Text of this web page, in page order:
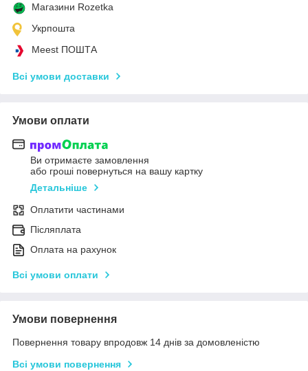
Магазини Rozetka
Укрпошта
Meest ПОШТА
Всі умови доставки
Умови оплати
Ви отримаєте замовлення
або гроші повернуться на вашу картку
Детальніше
Оплатити частинами
Післяплата
Оплата на рахунок
Всі умови оплати
Умови повернення
Повернення товару впродовж 14 днів за домовленістю
Всі умови повернення